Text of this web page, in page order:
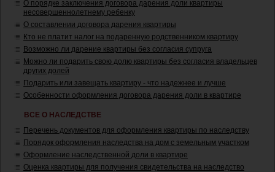
О порядке заключения договора дарения доли квартиры
несовершеннолетнему ребенку
О составлении договора дарения квартиры
Кто не платит налог на подаренную родственником квартиру
Возможно ли дарение квартиры без согласия супруга
Можно ли подарить свою долю квартиры без согласия владельцев
других долей
Подарить или завещать квартиру - что надежнее и лучше
Особенности оформления договора дарения доли в квартире
ВСЕ О НАСЛЕДСТВЕ
Перечень документов для оформления квартиры по наследству
Порядок оформления наследства на дом с земельным участком
Оформление наследственной доли в квартире
Оценка квартиры для получения свидетельства на наследство